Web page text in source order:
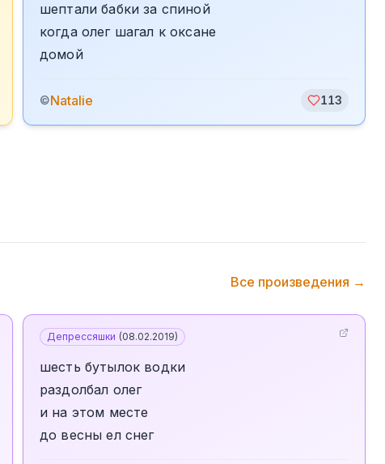
шептали бабки за спиной
когда олег шагал к оксане
домой
©Natalie 113
Все произведения →
Депрессяшки (08.02.2019)
шесть бутылок водки
раздолбал олег
и на этом месте
до весны ел снег